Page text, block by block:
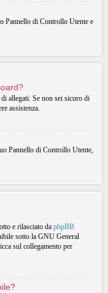
Pannello di Controllo Utente e
allegati. Se non sei sicuro di
assistenza.
Pannello di Controllo Utente,
e rilasciato da phpBB
sotto la GNU General
sul collegamento per